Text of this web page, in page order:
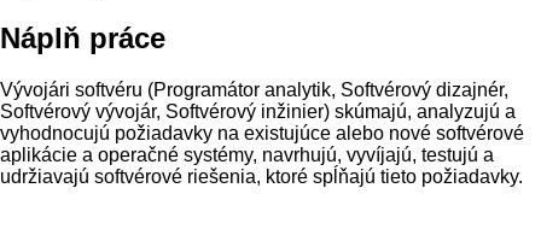
Náplň práce
Vývojári softvéru (Programátor analytik, Softvérový dizajnér,
Softvérový vývojár, Softvérový inžinier) skúmajú, analyzujú a
vyhodnocujú požiadavky na existujúce alebo nové softvérové
aplikácie a operačné systémy, navrhujú, vyvíjajú, testujú a
udržiavajú softvérové riešenia, ktoré spĺňajú tieto požiadavky.